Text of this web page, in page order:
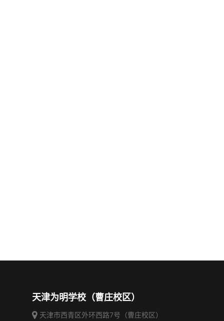
天津为明学校（曹庄校区）
天津市西青区外环西路7号（曹庄校区）